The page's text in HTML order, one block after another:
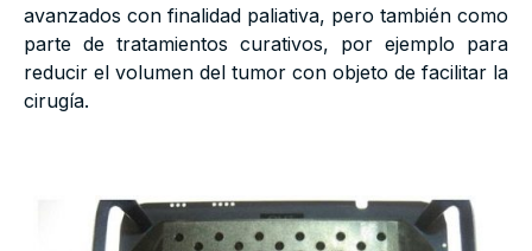
avanzados con finalidad paliativa, pero también como
parte de tratamientos curativos, por ejemplo para
reducir el volumen del tumor con objeto de facilitar la
cirugía.